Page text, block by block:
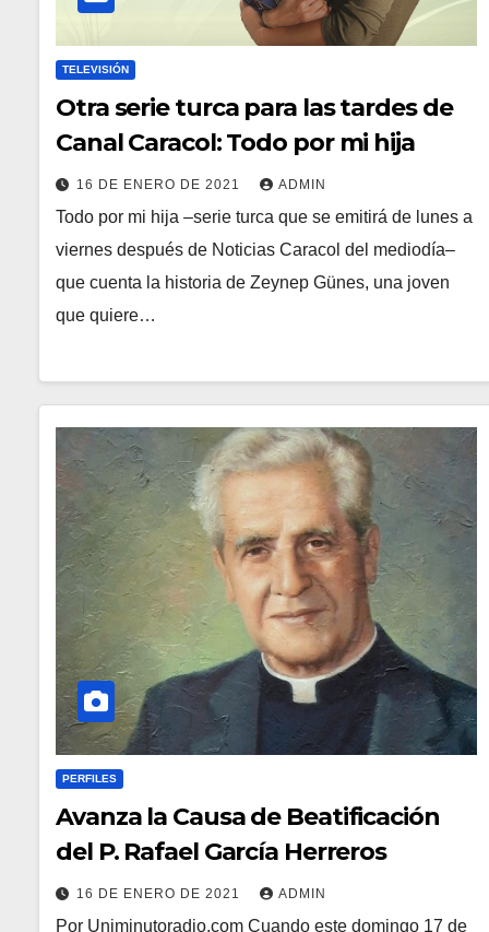
TELEVISIÓN
Otra serie turca para las tardes de
Canal Caracol: Todo por mi hija
16 DE ENERO DE 2021 ADMIN
Todo por mi hija –serie turca que se emitirá de lunes a
viernes después de Noticias Caracol del mediodía–
que cuenta la historia de Zeynep Günes, una joven
que quiere…
PERFILES
Avanza la Causa de Beatificación
del P. Rafael García Herreros
16 DE ENERO DE 2021 ADMIN
Por Uniminutoradio.com Cuando este domingo 17 de